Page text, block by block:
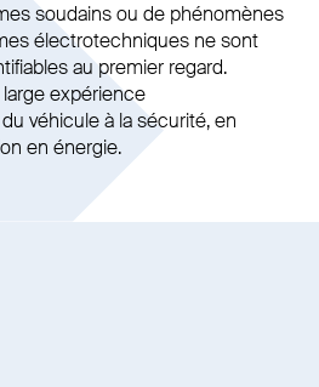
soudains ou de phénomènes
électrotechniques ne sont
au premier regard.
expérience
véhicule à la sécurité, en
en énergie.